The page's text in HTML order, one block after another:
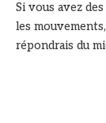
Si vous avez
les
répondrais du